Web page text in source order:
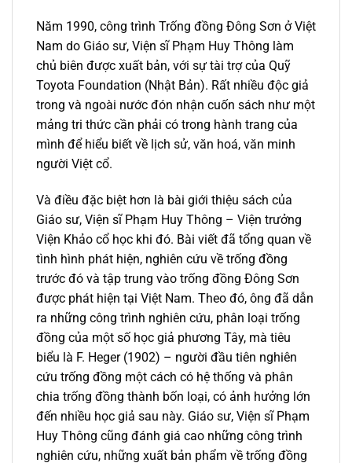
Năm 1990, công trình Trống đồng Đông Sơn ở Việt
Nam do Giáo sư, Viện sĩ Phạm Huy Thông làm
chủ biên được xuất bản, với sự tài trợ của Quỹ
Toyota Foundation (Nhật Bản). Rất nhiều độc giả
trong và ngoài nước đón nhận cuốn sách như một
mảng tri thức cần phải có trong hành trang của
mình để hiểu biết về lịch sử, văn hoá, văn minh
người Việt cổ.
Và điều đặc biệt hơn là bài giới thiệu sách của
Giáo sư, Viện sĩ Phạm Huy Thông – Viện trưởng
Viện Khảo cổ học khi đó. Bài viết đã tổng quan về
tình hình phát hiện, nghiên cứu về trống đồng
trước đó và tập trung vào trống đồng Đông Sơn
được phát hiện tại Việt Nam. Theo đó, ông đã dẫn
ra những công trình nghiên cứu, phân loại trống
đồng của một số học giả phương Tây, mà tiêu
biểu là F. Heger (1902) – người đầu tiên nghiên
cứu trống đồng một cách có hệ thống và phân
chia trống đồng thành bốn loại, có ảnh hưởng lớn
đến nhiều học giả sau này. Giáo sư, Viện sĩ Phạm
Huy Thông cũng đánh giá cao những công trình
nghiên cứu, những xuất bản phẩm về trống đồng